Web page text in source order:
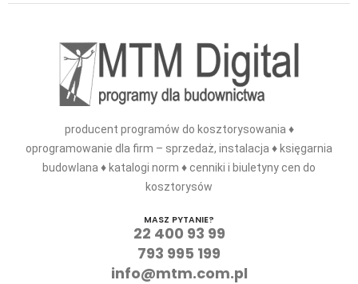
producent programów do kosztorysowania ♦
oprogramowanie dla firm – sprzedaż, instalacja ♦ księgarnia
budowlana ♦ katalogi norm ♦ cenniki i biuletyny cen do
kosztorysów
MASZ PYTANIE?
22 400 93 99
793 995 199
info@mtm.com.pl